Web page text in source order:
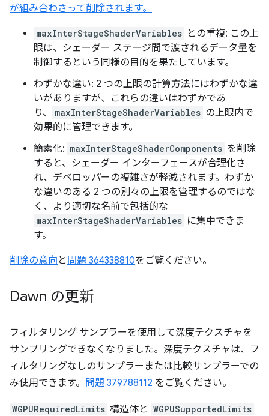
が組み合わさって削除されます。
maxInterStageShaderVariables との重複: この上
限は、シェーダー ステージ間で渡されるデータ量を
制御するという同様の目的を果たしています。
わずかな違い: 2 つの上限の計算方法にはわずかな違
いがありますが、これらの違いはわずかであ
り、
maxInterStageShaderVariables の上限内で
効果的に管理できます。
簡素化: maxInterStageShaderComponents を削除
すると、シェーダー インターフェースが合理化さ
れ、デベロッパーの複雑さが軽減されます。わずか
な違いのある 2 つの別々の上限を管理するのではな
く、より適切な名前で包括的な
maxInterStageShaderVariables に集中できま
す。
削除の意向 と 問題 364338810をご覧ください。
Dawn の更新
フィルタリング サンプラーを使用して深度テクスチャを
サンプリングできなくなりました。深度テクスチャは、フ
ィルタリングなしのサンプラーまたは比較サンプラーでの
み使用できます。 問題 379788112 をご覧ください。
WGPURequiredLimits 構造体と WGPUSupportedLimits